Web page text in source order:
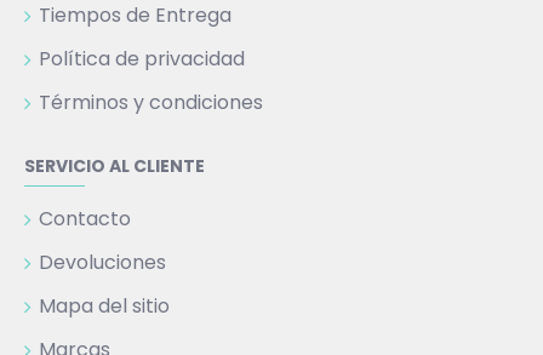
Tiempos de Entrega
Política de privacidad
Términos y condiciones
SERVICIO AL CLIENTE
Contacto
Devoluciones
Mapa del sitio